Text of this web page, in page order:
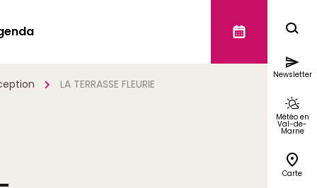
LA TERRASSE FLEURIE
Newsletter
Météo en
Val-de-
Marne
Carte